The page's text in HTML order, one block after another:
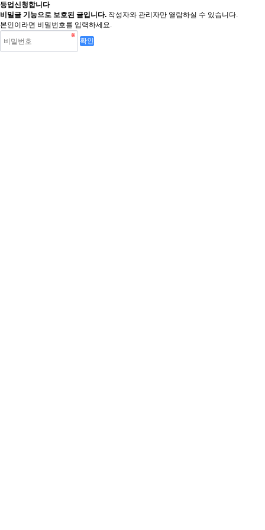
등업신청합니다
비밀글 기능으로 보호된 글입니다. 작성자와 관리자만 열람하실 수 있습니다.
본인이라면 비밀번호를 입력하세요.